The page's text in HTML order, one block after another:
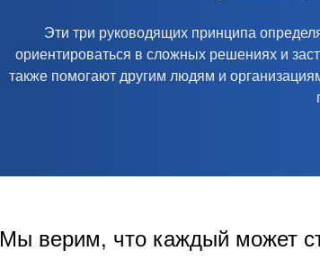
Эти три руководящих принципа
ориентироваться в сложных решениях и
также помогают другим людям и
Мы верим, что каждый может